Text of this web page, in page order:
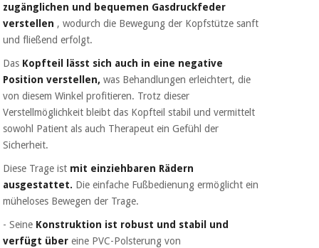
zugänglichen und bequemen Gasdruckfeder
verstellen , wodurch die Bewegung der Kopfstütze sanft
und fließend erfolgt.
Das Kopfteil lässt sich auch in eine negative
Position verstellen, was Behandlungen erleichtert, die
von diesem Winkel profitieren. Trotz dieser
Verstellmöglichkeit bleibt das Kopfteil stabil und vermittelt
sowohl Patient als auch Therapeut ein Gefühl der
Sicherheit.
Diese Trage ist mit einziehbaren Rädern
ausgestattet. Die einfache Fußbedienung ermöglicht ein
müheloses Bewegen der Trage.
- Seine Konstruktion ist robust und stabil und
verfügt über eine PVC-Polsterung von